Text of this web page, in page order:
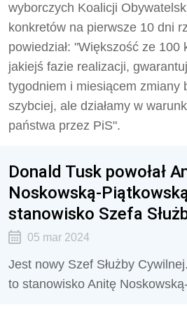
wyborczych Koalicji
konkretów na pierwsze 10 dni
powiedział: "Większość ze 100
jakiejś fazie realizacji,
tygodniem i miesiącem zmiany
szybciej, ale działamy w
państwa przez PiS".
Donald Tusk powołał
Noskowską-
stanowisko Szefa
05 mar 2024
Jest nowy Szef Służby
to stanowisko Anitę